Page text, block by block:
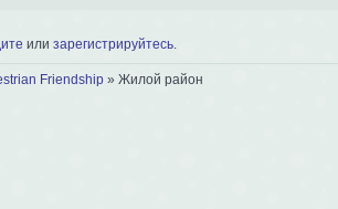
или зарегистрируйтесь
Friendship » Жилой район